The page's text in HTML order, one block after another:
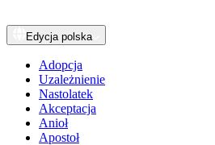
Edycja polska
Adopcja
Uzależnienie
Nastolatek
Akceptacja
Anioł
Apostoł